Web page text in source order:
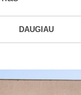
DAUGIAU